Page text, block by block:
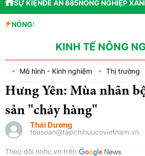
SỰ KIỆNĐỀ ÁN 885NÔNG NGHIỆP
NÓNG:
KINH TẾ NÔNG
Mô hình - Kinh nghiệm Thị trường
Hưng Yên: Mùa nhãn
sản "cháy hàng"
Thái Dương
toasoan@tapchihuucovietnam.vn
Theo dõi nnhc.vn trên